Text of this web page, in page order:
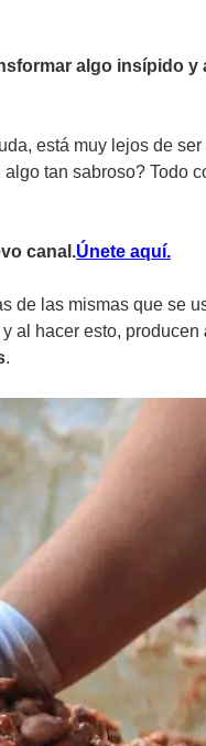
algo insípido y
está muy lejos de
tan sabroso? Todo
canal.Únete aquí.
de las mismas que se
al hacer esto, producen
.